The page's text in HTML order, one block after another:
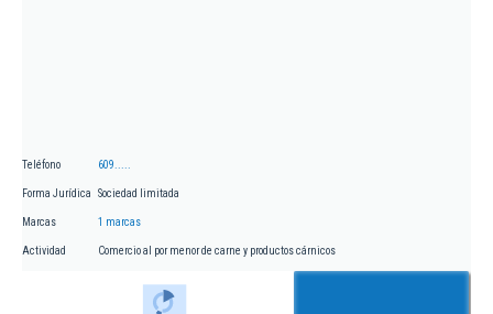
Teléfono 609.....
Forma Jurídica Sociedad limitada
Marcas 1 marcas
Actividad Comercio al por menor de carne y productos cárnicos